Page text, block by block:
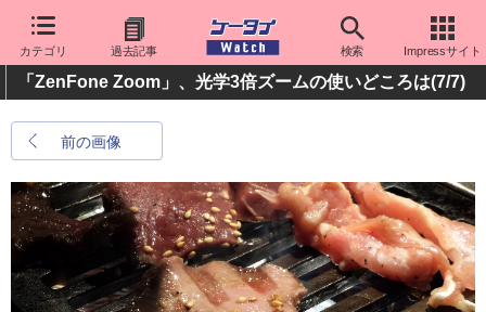
カテゴリ 過去記事 検索 Impressサイト
「ZenFone Zoom」、光学3倍ズームの使いどころは(7/7)
前の画像